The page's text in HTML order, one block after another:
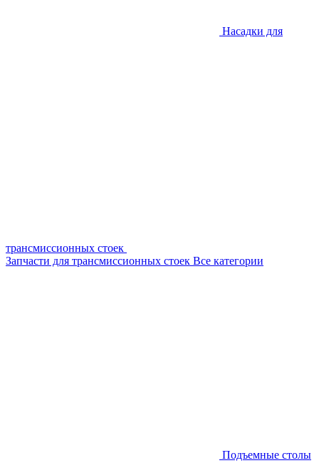
Насадки для
трансмиссионных стоек
Запчасти для трансмиссионных стоек Все категории
Подъемные столы